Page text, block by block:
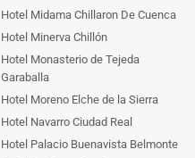
Hotel Midama Chillaron De Cuenca
Hotel Minerva Chillón
Hotel Monasterio de Tejeda
Garaballa
Hotel Moreno Elche de la Sierra
Hotel Navarro Ciudad Real
Hotel Palacio Buenavista Belmonte